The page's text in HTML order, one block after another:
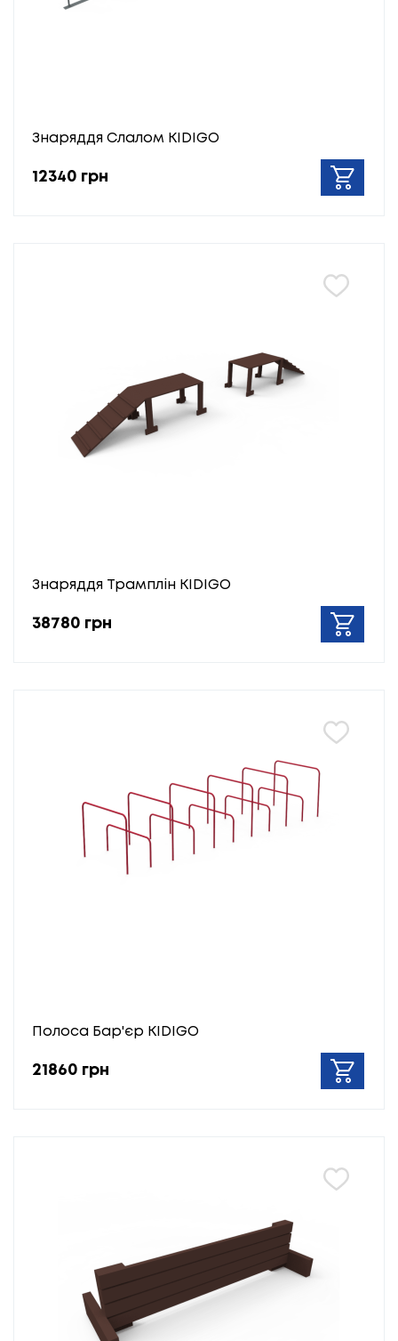
Знаряддя Слалом KIDIGO
12340 грн
Знаряддя Трамплін KIDIGO
38780 грн
Полоса Бар'єр KIDIGO
21860 грн